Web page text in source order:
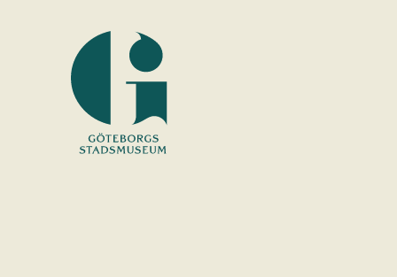
of
Gothenburg